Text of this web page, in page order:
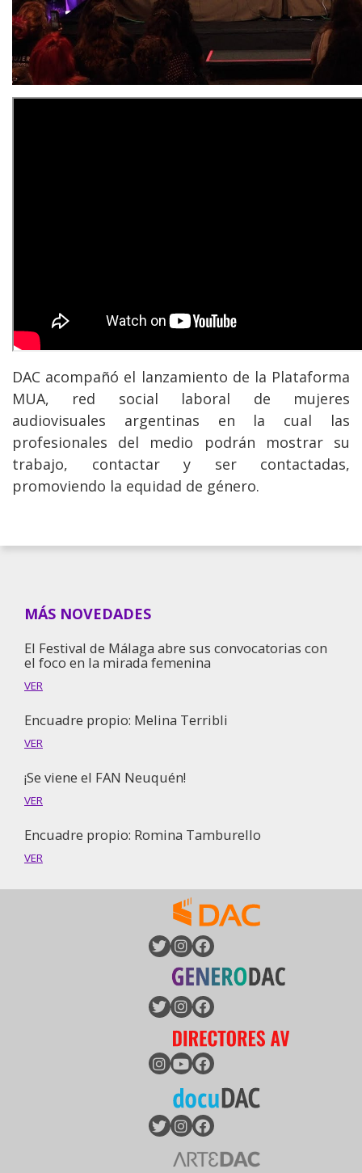
DAC acompañó el lanzamiento de la Plataforma
MUA, red social laboral de mujeres
audiovisuales argentinas en la cual las
profesionales del medio podrán mostrar su
trabajo, contactar y ser contactadas,
promoviendo la equidad de género.
MÁS NOVEDADES
El Festival de Málaga abre sus convocatorias con
el foco en la mirada femenina
VER
Encuadre propio: Melina Terribli
VER
¡Se viene el FAN Neuquén!
VER
Encuadre propio: Romina Tamburello
VER